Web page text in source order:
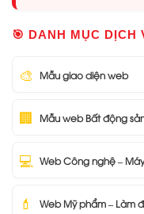
🎯 DANH MỤC DỊCH
🎨 Mẫu giao diện web
🏢 Mẫu web Bất động
💻 Web Công nghệ –
💄 Web Mỹ phẩm – Làm